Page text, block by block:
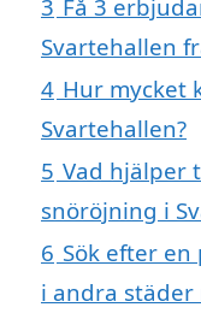
3 Få 3
Svartehallen
4 Hur mycket
Svartehallen?
5 Vad hjälper
snöröjning i
6 Sök efter
i andra städer